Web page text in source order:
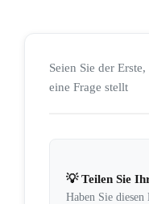
Seien Sie der
eine Frage stellt
💡 Teilen Sie
Haben Sie